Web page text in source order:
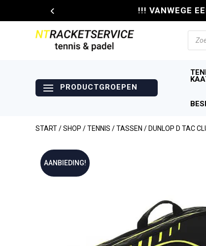
!!! VANWEGE
START/SHOP /TENNIS /TASSEN / DUNLOP D TAC
AANBIEDING!